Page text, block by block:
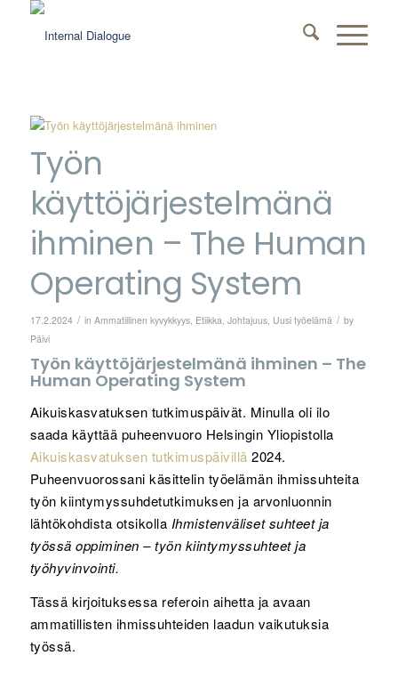
Työn
käyttöjärjestelmänä
ihminen – The Human
Operating System
17.2.2024 / in Ammatillinen kyvykkyys, Etiikka, Johtajuus, Uusi työelämä / by
Päivi
Työn käyttöjärjestelmänä ihminen – The
Human Operating System
Aikuiskasvatuksen tutkimuspäivät. Minulla oli ilo
saada käyttää puheenvuoro Helsingin Yliopistolla
Aikuiskasvatuksen tutkimuspäivillä 2024.
Puheenvuorossani käsittelin työelämän ihmissuhteita
työn kiintymyssuhdetutkimuksen ja arvonluonnin
lähtökohdista otsikolla Ihmistenväliset suhteet ja
työssä oppiminen – työn kiintymyssuhteet ja
työhyvinvointi.
Tässä kirjoituksessa referoin aihetta ja avaan
ammatillisten ihmissuhteiden laadun vaikutuksia
työssä.